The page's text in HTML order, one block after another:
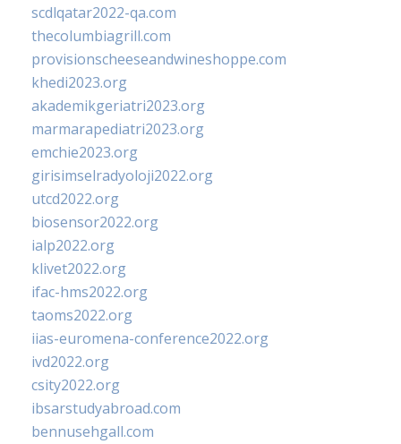
scdlqatar2022-qa.com
thecolumbiagrill.com
provisionscheeseandwineshoppe.com
khedi2023.org
akademikgeriatri2023.org
marmarapediatri2023.org
emchie2023.org
girisimselradyoloji2022.org
utcd2022.org
biosensor2022.org
ialp2022.org
klivet2022.org
ifac-hms2022.org
taoms2022.org
iias-euromena-conference2022.org
ivd2022.org
csity2022.org
ibsarstudyabroad.com
bennusehgall.com